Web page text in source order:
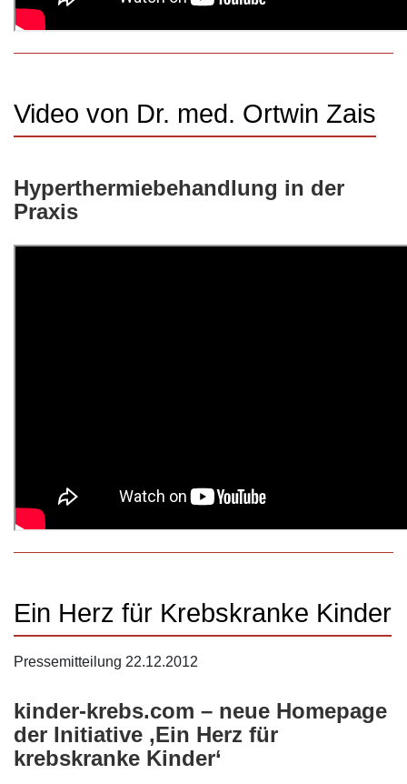
Video von Dr. med. Ortwin Zais
Hyperthermiebehandlung in der
Praxis
Ein Herz für Krebskranke Kinder
Pressemitteilung 22.12.2012
kinder-krebs.com – neue Homepage
der Initiative ‚Ein Herz für
krebskranke Kinder‘